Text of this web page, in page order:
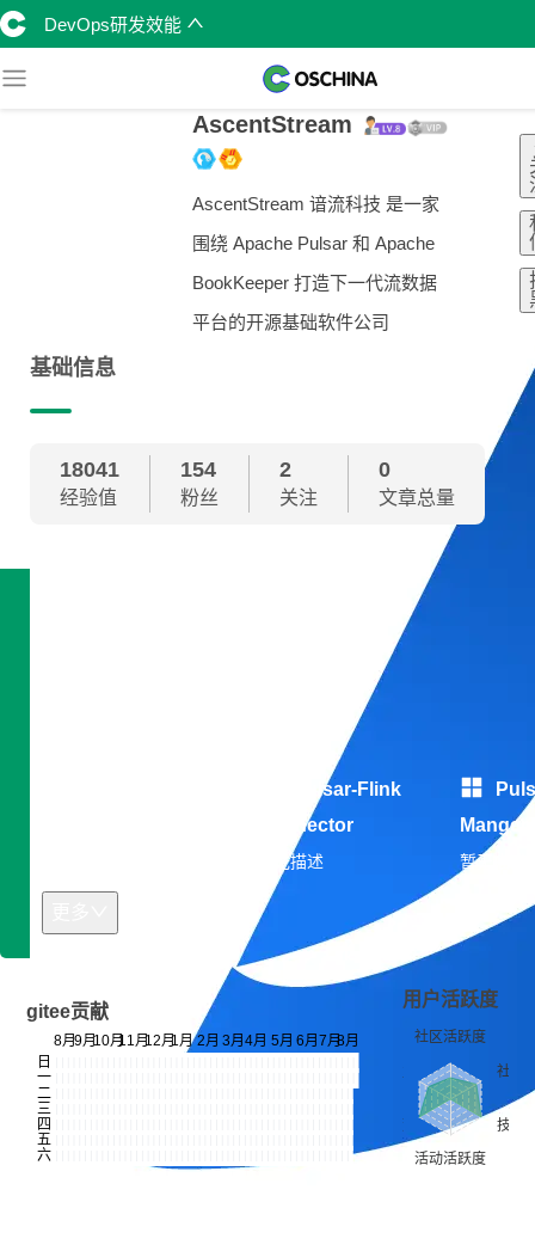
DevOps研发效能
AscentStream
AscentStream 谙流科技 是一家
围绕 Apache Pulsar 和 Apache
BookKeeper 打造下一代流数据
平台的开源基础软件公司
基础信息
18041
经验值
154
粉丝
2
关注
0
文章总量
Pulsar-Flink
Connector
暂无描述
Manger
暂无描述
gitee贡献
用户活跃度